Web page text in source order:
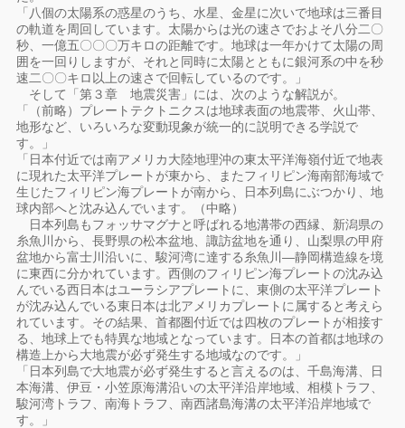
「八個の太陽系の惑星のうち、水星、金星に次いで地球は三番目
の軌道を周回しています。太陽からは光の速さでおよそ八分二〇
秒、一億五〇〇〇万キロの距離です。地球は一年かけて太陽の周
囲を一回りしますが、それと同時に太陽とともに銀河系の中を秒
速二〇〇キロ以上の速さで回転しているのです。」
そして「第３章 地震災害」には、次のような解説が。
「（前略）プレートテクトニクスは地球表面の地震帯、火山帯、
地形など、いろいろな変動現象が統一的に説明できる学説で
す。」
「日本付近では南アメリカ大陸地理沖の東太平洋海嶺付近で地表
に現れた太平洋プレートが東から、またフィリピン海南部海域で
生じたフィリピン海プレートが南から、日本列島にぶつかり、地
球内部へと沈み込んでいます。（中略）
日本列島もフォッサマグナと呼ばれる地溝帯の西縁、新潟県の
糸魚川から、長野県の松本盆地、諏訪盆地を通り、山梨県の甲府
盆地から富士川沿いに、駿河湾に達する糸魚川―静岡構造線を境
に東西に分かれています。西側のフィリピン海プレートの沈み込
んでいる西日本はユーラシアプレートに、東側の太平洋プレート
が沈み込んでいる東日本は北アメリカプレートに属すると考えら
れています。その結果、首都圏付近では四枚のプレートが相接す
る、地球上でも特異な地域となっています。日本の首都は地球の
構造上から大地震が必ず発生する地域なのです。」
「日本列島で大地震が必ず発生すると言えるのは、千島海溝、日
本海溝、伊豆・小笠原海溝沿いの太平洋沿岸地域、相模トラフ、
駿河湾トラフ、南海トラフ、南西諸島海溝の太平洋沿岸地域で
す。」